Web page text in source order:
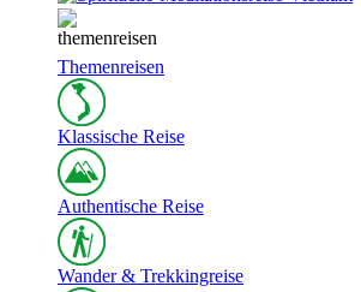
Themenreisen
Klassische Reise
Authentische Reise
Wander & Trekkingreise